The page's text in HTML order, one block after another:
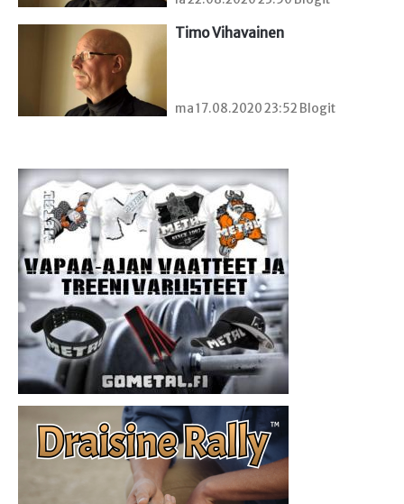
Timo Vihavainen
ma 17.08.2020 23:52 Blogit